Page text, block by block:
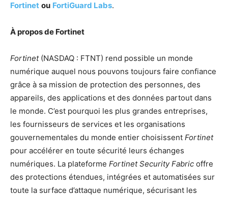
Fortinet ou FortiGuard Labs.
À propos de Fortinet
Fortinet(NASDAQ : FTNT) rend possible un monde
numérique auquel nous pouvons toujours faire confiance
grâce à sa mission de protection des personnes, des
appareils, des applications et des données partout dans
le monde. C’est pourquoi les plus grandes entreprises,
les fournisseurs de services et les organisations
gouvernementales du monde entier choisissent Fortinet
pour accélérer en toute sécurité leurs échanges
numériques. La plateforme Fortinet Security Fabric offre
des protections étendues, intégrées et automatisées sur
toute la surface d’attaque numérique, sécurisant les